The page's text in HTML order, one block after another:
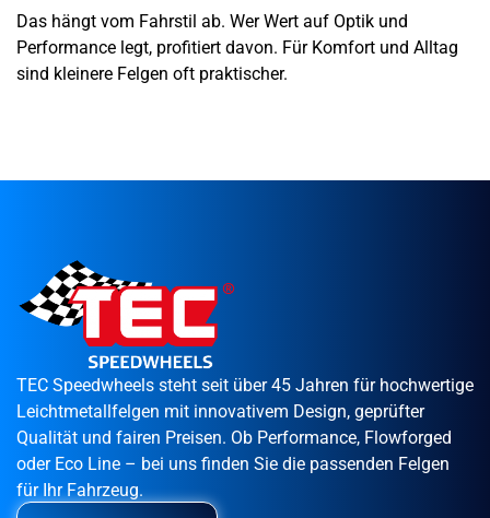
Das hängt vom Fahrstil ab. Wer Wert auf Optik und
Performance legt, profitiert davon. Für Komfort und Alltag
sind kleinere Felgen oft praktischer.
TEC Speedwheels steht seit über 45 Jahren für hochwertige
Leichtmetallfelgen mit innovativem Design, geprüfter
Qualität und fairen Preisen. Ob Performance, Flowforged
oder Eco Line – bei uns finden Sie die passenden Felgen
für Ihr Fahrzeug.